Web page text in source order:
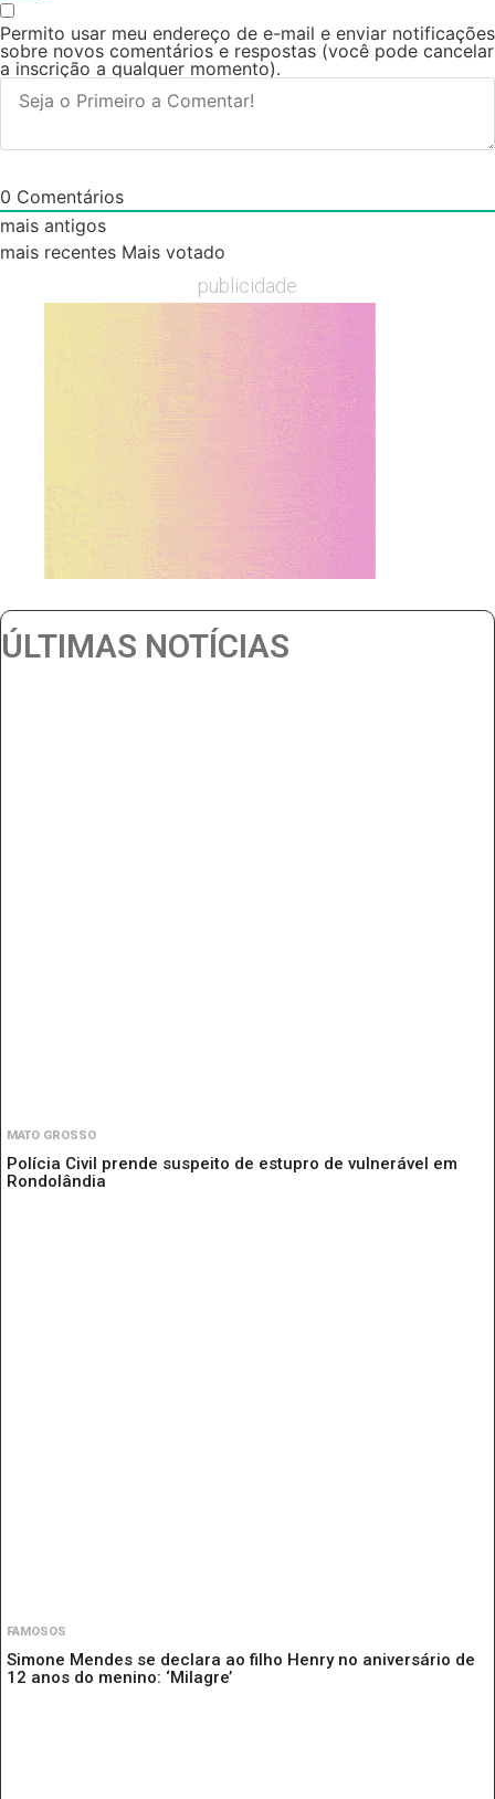
Permito usar meu endereço de e-mail e enviar notificações
sobre novos comentários e respostas (você pode cancelar
a inscrição a qualquer momento).
0 Comentários
mais antigos
mais recentes Mais votado
publicidade
ÚLTIMAS NOTÍCIAS
MATO GROSSO
Polícia Civil prende suspeito de estupro de vulnerável em
Rondolândia
FAMOSOS
Simone Mendes se declara ao filho Henry no aniversário de
12 anos do menino: ‘Milagre’